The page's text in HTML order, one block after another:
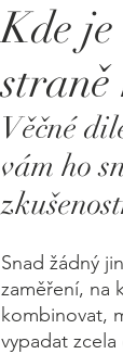
Kde
Věčné
vám ho
Snad žádný
zaměření, na
kombinovat,
vypadat